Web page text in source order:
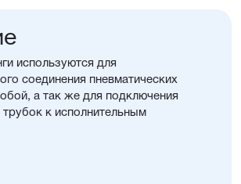
используются для
соединения пневматических
а так же для подключения
трубок к исполнительным